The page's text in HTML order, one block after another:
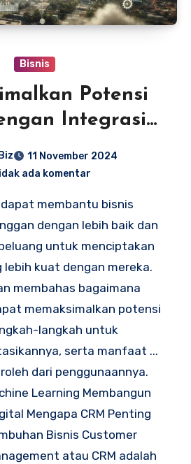
Bisnis
Potensi
Integrasi
11 November 2024
ada komentar
dapat membantu bisnis
dengan lebih baik dan
untuk menciptakan
lebih kuat dengan mereka.
membahas bagaimana
memaksimalkan potensi
langkah untuk
serta manfaat ...
dari penggunaannya.
Learning Membangun
Mengapa CRM Penting
Bisnis Customer
atau CRM adalah